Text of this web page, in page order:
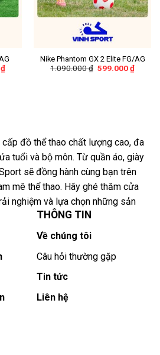
₫
Nike Phantom GX 2 Elite FG/AG
1.090.000₫ 599.000₫
đồ thể thao chất lượng cao, đa
tuổi và bộ môn. Từ quần áo, giày
sẽ đồng hành cùng bạn trên
mê thể thao. Hãy ghé thăm cửa
nghiệm và lựa chọn những sản
THÔNG TIN
Về chúng tôi
Câu hỏi thường gặp
Tin tức
Liên hệ